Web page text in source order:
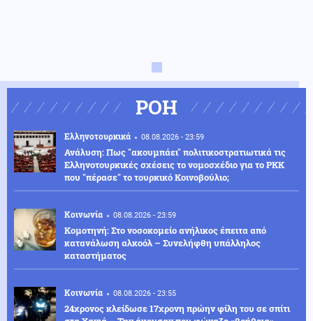
ΡΟΗ
Ελληνοτουρκικά 08.08.2026 - 23:59
Ανάλυση: Πως "ακουμπάει" πολιτικοστρατιωτικά τις
Ελληνοτουρκικές σχέσεις το νομοσχέδιο για το PKK
που "πέρασε" το τουρκικό Κοινοβούλιο;
Κοινωνία 08.08.2026 - 23:59
Κομοτηνή: Στο νοσοκομείο ανήλικος έπειτα από
κατανάλωση αλκοόλ – Συνελήφθη υπάλληλος
καταστήματος
Κοινωνία 08.08.2026 - 23:55
24χρονος κλείδωσε 17χρονη πρώην φίλη του σε σπίτι